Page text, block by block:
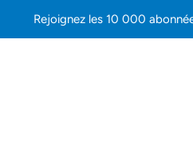
Rejoignez les 10 000